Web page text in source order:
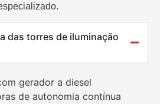
das torres de iluminação
gerador a diesel
de autonomia contínua